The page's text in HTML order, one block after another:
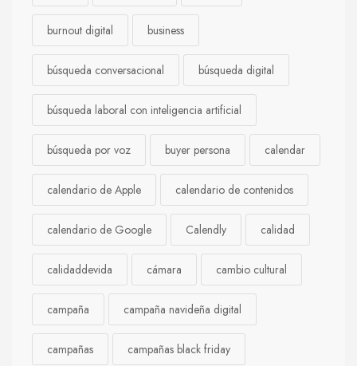
burnout digital business
búsqueda conversacional búsqueda digital
búsqueda laboral con inteligencia artificial
búsqueda por voz buyer persona calendar
calendario de Apple calendario de contenidos
calendario de Google Calendly calidad
calidaddevida cámara cambio cultural
campaña campaña navideña digital
campañas campañas black friday